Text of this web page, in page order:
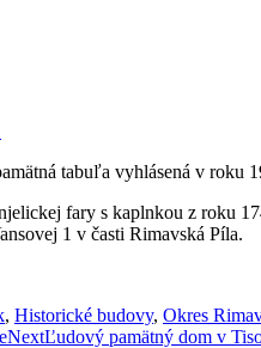
tabuľa vyhlásená v roku
fary s kaplnkou z roku
1 v časti Rimavská Píla.
, Historické budovy, Okres
NextĽudový pamätný dom v